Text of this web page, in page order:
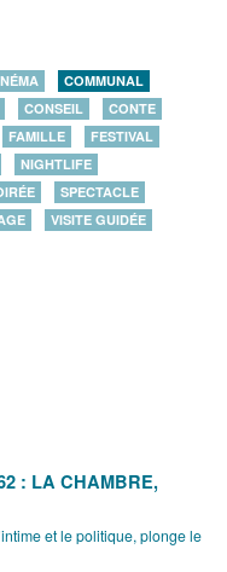
COMMUNAL
CONSEIL
CONTE
FAMILLE
FESTIVAL
NIGHTLIFE
SPECTACLE
VISITE GUIDÉE
: LA CHAMBRE,
et le politique, plonge le